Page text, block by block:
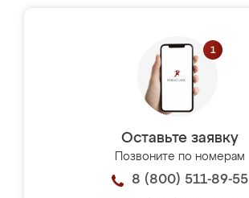
Оставьте заявку
Позвоните по номерам
8 (800) 511-89-55